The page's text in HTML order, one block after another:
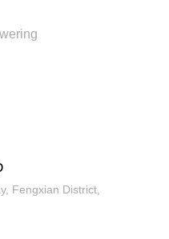
Fengxian District,